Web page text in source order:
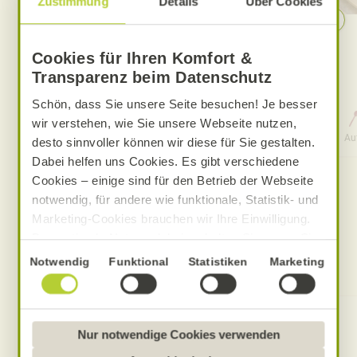
Cookies für Ihren Komfort &
Transparenz beim Datenschutz
Schön, dass Sie unsere Seite besuchen! Je besser
wir verstehen, wie Sie unsere Webseite nutzen,
desto sinnvoller können wir diese für Sie gestalten.
Dabei helfen uns Cookies. Es gibt verschiedene
Cookies – einige sind für den Betrieb der Webseite
notwendig, für andere wie funktionale, Statistik- und
Marketing-Cookies brauchen wir Ihre Einwilligung.
Das optimale Nutzererlebnis erhalten Sie, wenn Sie
„Alle Cookies erlauben“ anklicken. Ihre Einwilligung
umfasst in diesem Fall auch den Einsatz von
Dienstleistern in Drittländern, die kein mit der EU
Sofern personenbezogene Daten dorthin übermittelt
werden, besteht das Risiko, dass diese erfasst und
Einwilligungsauswahl
Notwendig Funktional Statistiken Marketing
Nur notwendige Cookies verwenden
Garnelen
Aufwand
12 Std. 30 Min.
Gesamtzeit
Produkte zum Rezept